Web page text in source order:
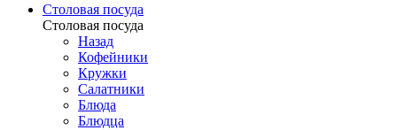
Столовая посуда
Столовая посуда
Назад
Кофейники
Кружки
Салатники
Блюда
Блюдца